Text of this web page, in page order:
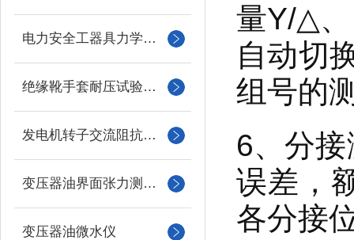
电力安全工器具力学性能试验机
绝缘靴手套耐压试验装置
发电机转子交流阻抗测试仪
变压器油界面张力测试仪
变压器油微水仪
量Y/△
自动切
组号的
6、分
误差，
各分接